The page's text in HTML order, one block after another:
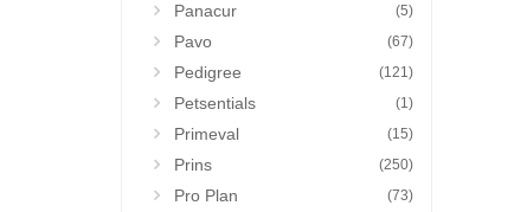
Panacur (5)
Pavo (67)
Pedigree (121)
Petsentials (1)
Primeval (15)
Prins (250)
Pro Plan (73)